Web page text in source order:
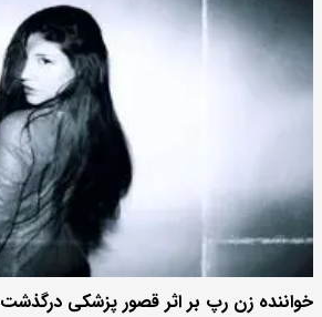
خواننده زن رپ بر اثر قصور پزشکی درگذشت